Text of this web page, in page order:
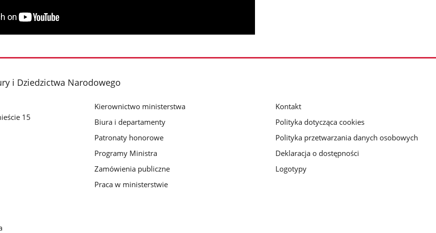
i Dziedzictwa Narodowego
15
Kierownictwo ministerstwa
Biura i departamenty
Patronaty honorowe
Programy Ministra
Zamówienia publiczne
Praca w ministerstwie
Kontakt
Polityka dotycząca cookies
Polityka przetwarzania danych osobowych
Deklaracja o dostępności
Logotypy